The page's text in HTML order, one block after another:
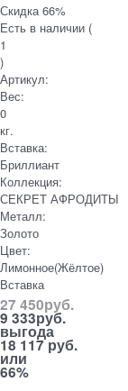
Скидка 66%
Есть в наличии (
1
)
Артикул:
Вес:
0
кг.
Вставка:
Бриллиант
Коллекция:
СЕКРЕТ АФРОДИТЫ
Металл:
Золото
Цвет:
Лимонное(Жёлтое)
Вставка
27 450руб.
9 333руб.
выгода
18 117 руб.
или
66%